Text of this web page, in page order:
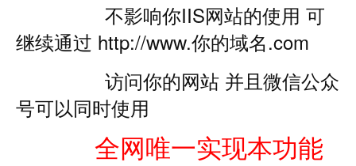
不影响你IIS网站的使用 可
继续通过 http://www.你的域名.com
访问你的网站 并且微信公众
号可以同时使用
全网唯一实现本功能